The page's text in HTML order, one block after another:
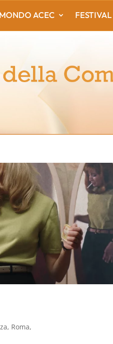
MONDO ACEC FESTIVAL
, Roma,